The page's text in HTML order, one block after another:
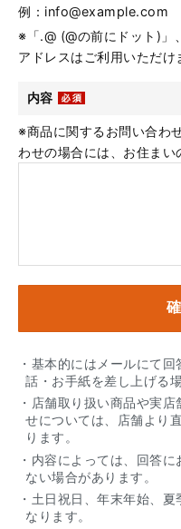
例：info@example.com
※「.@ (@の前にドット)
アドレスはご利用いただけ
内容
※商品に関するお問い合わ
わせの場合には、お住まい
・基本的にはメールにて
話・お手紙を差し上げる
・店舗取り扱い商品や実
せについては、店舗より
ります。
・内容によっては、回答
ない場合があります。
・土日祝日、年末年始、
なります。